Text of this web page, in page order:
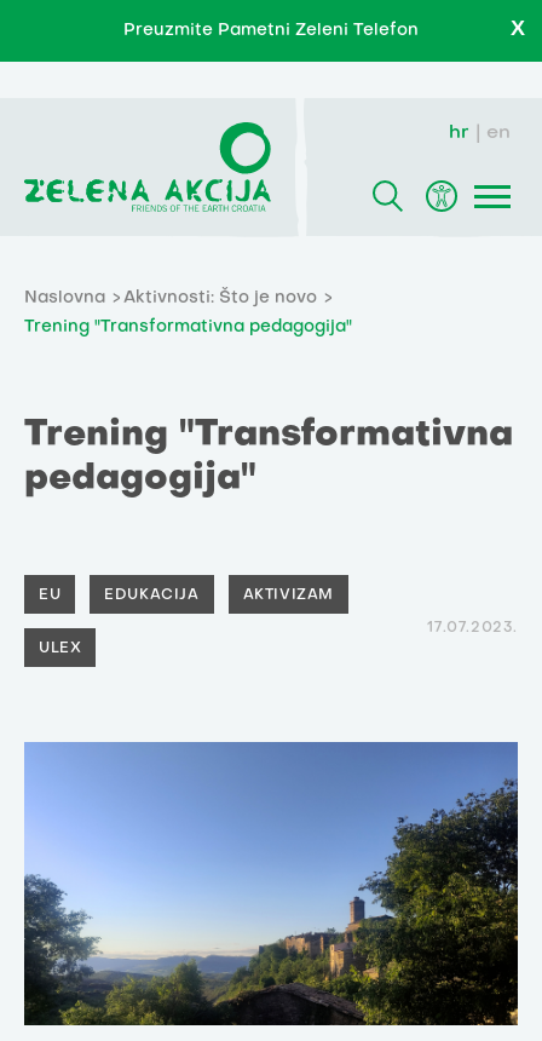
Preuzmite Pametni Zeleni Telefon X
hr en
Naslovna
Aktivnosti: Što je novo
Trening "Transformativna pedagogija"
Trening "Transformativna
pedagogija"
EU EDUKACIJA AKTIVIZAM
ULEX
17.07.2023.